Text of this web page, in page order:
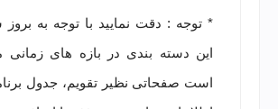
* توجه : دقت نمایید با توجه به
این دسته بندی در بازه های
است صفحاتی نظیر تقویم، جدول